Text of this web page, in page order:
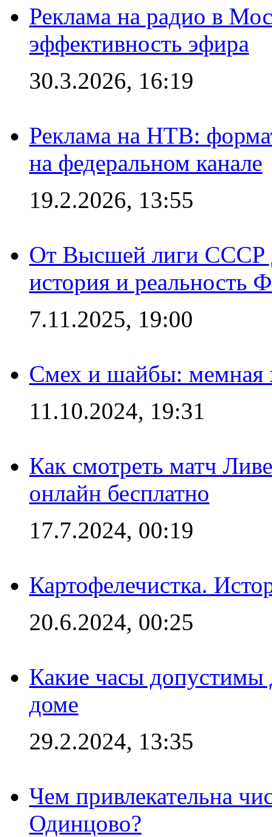
Реклама на радио в
эффективность эфира
30.3.2026, 16:19
Реклама на НТВ:
на федеральном канале
19.2.2026, 13:55
От Высшей лиги СССР
история и реальность
7.11.2025, 19:00
Смех и шайбы: мемная
11.10.2024, 19:31
Как смотреть матч
онлайн бесплатно
17.7.2024, 00:19
Картофелечистка.
20.6.2024, 00:25
Какие часы
доме
29.2.2024, 13:35
Чем привлекательна
Одинцово?